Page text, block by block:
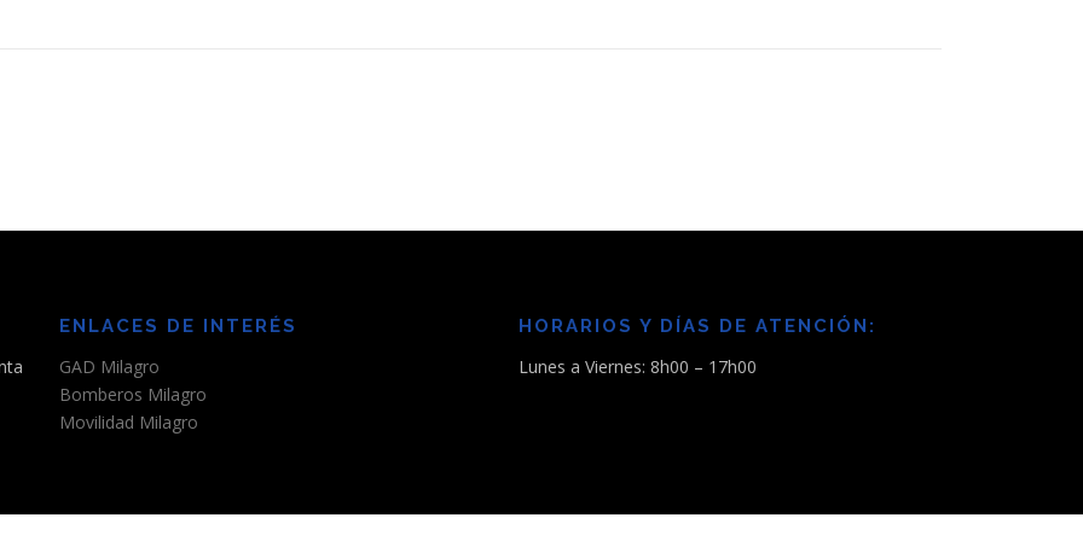
ENLACES DE INTERÉS
GAD Milagro
Bomberos Milagro
Movilidad Milagro
HORARIOS Y DÍAS DE ATENCIÓN:
Lunes a Viernes: 8h00 – 17h00